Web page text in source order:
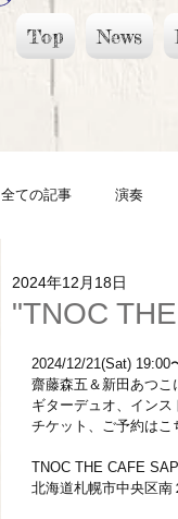
Top News
全ての記事 演奏
"TNOC
2024年12月18日
2024/12/21(Sat) 19:00
齋藤森五＆新田あつこ
ギターデュオ、インス
チケット、ご予約はこ
TNOC THE CAFE
北海道札幌市中央区